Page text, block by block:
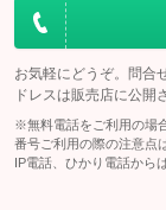
お気軽にどうぞ。問合
ドレスは販売店に公開
※無料電話をご利用の場
番号ご利用の際の注意点
IP電話、ひかり電話から